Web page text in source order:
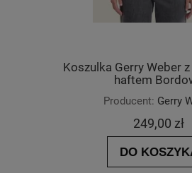
Koszulka Gerry Weber
haftem
Producent: Gerry
249,00 zł
DO